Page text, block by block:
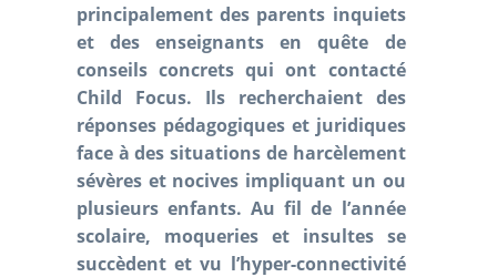
principalement des parents inquiets
et des enseignants en quête de
conseils concrets qui ont contacté
Child Focus. Ils recherchaient des
réponses pédagogiques et juridiques
face à des situations de harcèlement
sévères et nocives impliquant un ou
plusieurs enfants. Au fil de l’année
scolaire, moqueries et insultes se
succèdent et vu l’hyper-connectivité